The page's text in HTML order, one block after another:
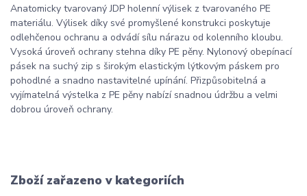
Anatomicky tvarovaný JDP holenní výlisek z tvarovaného PE
materiálu. Výlisek díky své promyšlené konstrukci poskytuje
odlehčenou ochranu a odvádí sílu nárazu od kolenního kloubu.
Vysoká úroveň ochrany stehna díky PE pěny. Nylonový obepínací
pásek na suchý zip s širokým elastickým lýtkovým páskem pro
pohodlné a snadno nastavitelné upínání. Přizpůsobitelná a
vyjímatelná výstelka z PE pěny nabízí snadnou údržbu a velmi
dobrou úroveň ochrany.
Zboží zařazeno v kategoriích